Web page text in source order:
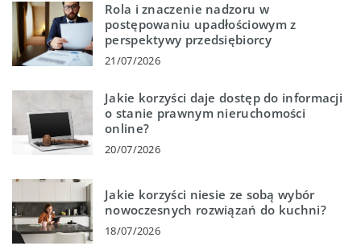
Rola i znaczenie nadzoru w
postępowaniu upadłościowym z
perspektywy przedsiębiorcy
21/07/2026
Jakie korzyści daje dostęp do informacji
o stanie prawnym nieruchomości
online?
20/07/2026
Jakie korzyści niesie ze sobą wybór
nowoczesnych rozwiązań do kuchni?
18/07/2026